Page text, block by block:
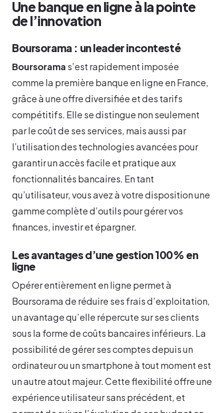
Une banque en ligne à la pointe
de l’innovation
Boursorama : un leader incontesté
Boursorama s’est rapidement imposée
comme la première banque en ligne en France,
grâce à une offre diversifiée et des tarifs
compétitifs. Elle se distingue non seulement
par le coût de ses services, mais aussi par
l’utilisation des technologies avancées pour
garantir un accès facile et pratique aux
fonctionnalités bancaires. En tant
qu’utilisateur, vous avez à votre disposition une
gamme complète d’outils pour gérer vos
finances, investir et épargner.
Les avantages d’une gestion 100% en
ligne
Opérer entièrement en ligne permet à
Boursorama de réduire ses frais d’exploitation,
un avantage qu’elle répercute sur ses clients
sous la forme de coûts bancaires inférieurs. La
possibilité de gérer ses comptes depuis un
ordinateur ou un smartphone à tout moment est
un autre atout majeur. Cette flexibilité offre une
expérience utilisateur sans précédent, et